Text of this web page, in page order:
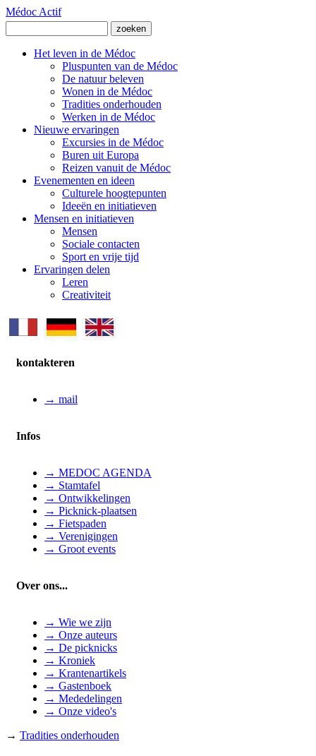
Médoc Actif
Het leven in de Médoc
Pluspunten van de Médoc
De natuur beleven
Wonen in de Médoc
Tradities onderhouden
Werken in de Médoc
Nieuwe ervaringen
Excursies in de Médoc
Buren uit Europa
Reizen vanuit de Médoc
Evenementen en ideen
Culturele hoogtepunten
Ideeën en initiatieven
Mensen en initiatieven
Mensen
Sociale contacten
Sport en vrije tijd
Ervaringen delen
Leren
Creativiteit
kontakteren
→ mail
Infos
→ MEDOC AGENDA
→ Stamtafel
→ Ontwikkelingen
→ Picknick-plaatsen
→ Fietspaden
→ Verenigingen
→ Groot events
Over ons...
→ Wie we zijn
→ Onze auteurs
→ De picknicks
→ Kroniek
→ Krantenartikels
→ Gastenboek
→ Mededelingen
→ Onze video's
→ Tradities onderhouden